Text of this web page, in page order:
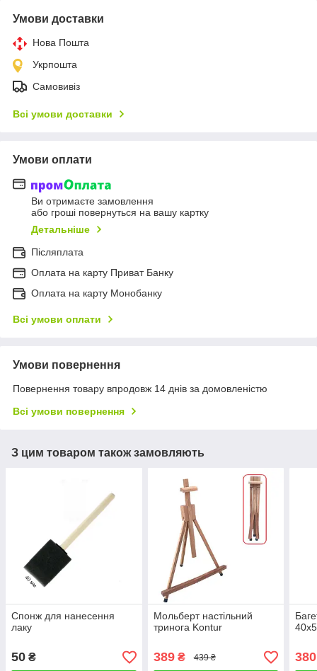
Умови доставки
Нова Пошта
Укрпошта
Самовивіз
Всі умови доставки
Умови оплати
Ви отримаєте замовлення
або гроші повернуться на вашу картку
Детальніше
Післяплата
Оплата на карту Приват Банку
Оплата на карту Монобанку
Всі умови оплати
Умови повернення
Повернення товару впродовж 14 днів за домовленістю
Всі умови повернення
З цим товаром також замовляють
Спонж для нанесення
лаку
50 ₴
Мольберт настільний
тринога Kontur
389₴ 439 ₴ 380